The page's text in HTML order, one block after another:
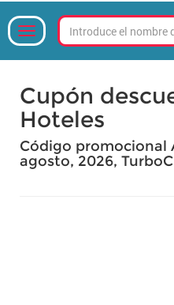
Cupón
Hoteles
Código promocional
agosto, 2026,